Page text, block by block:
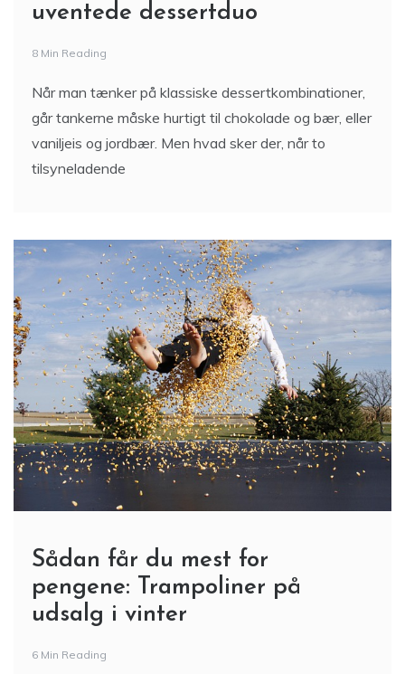
uventede dessertduo
8 Min Reading
Når man tænker på klassiske dessertkombinationer,
går tankerne måske hurtigt til chokolade og bær, eller
vaniljeis og jordbær. Men hvad sker der, når to
tilsyneladende
Sådan får du mest for
pengene: Trampoliner på
udsalg i vinter
6 Min Reading